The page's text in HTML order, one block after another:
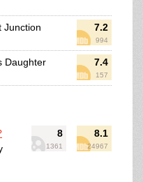
7.2
994
Junction
7.4
157
Daughter
8
1361
8.1
24967